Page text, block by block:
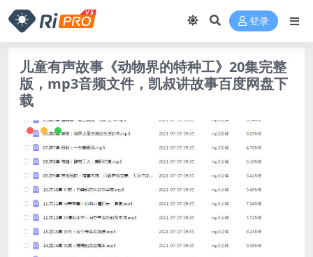
登录
儿童有声故事《动物界的特种工》20集完整
版，mp3音频文件，凯叔讲故事百度网盘下
载